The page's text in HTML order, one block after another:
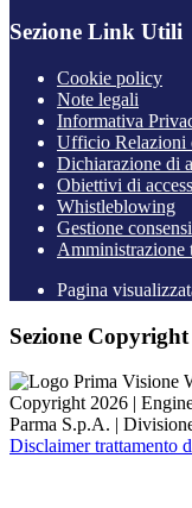
Sezione Link Utili
Cookie policy
Note legali
Informativa
Ufficio Relazioni
Dichiarazione di
Obiettivi di
Whistleblowing
Gestione
Amministrazione
Pagina
Sezione Copyright
Copyright 2026 |
Parma S.p.A. |
Disclaimer trattamento